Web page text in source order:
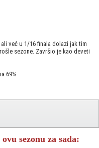
već u 1/16 finala dolazi jak tim
sezone. Završio je kao deveti
69%
sezonu za sada: